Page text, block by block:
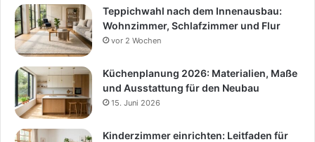
Teppichwahl nach dem Innenausbau:
Wohnzimmer, Schlafzimmer und Flur
vor 2 Wochen
Küchenplanung 2026: Materialien, Maße
und Ausstattung für den Neubau
15. Juni 2026
Kinderzimmer einrichten: Leitfaden für